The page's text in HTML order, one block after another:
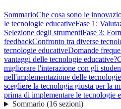
SommarioChe cosa sono le
le tecnologie educativeFase 1:
Selezione degli strumentiFase 3:
feedbackConfronto tra diverse
tecnologie educativeDomande
vantaggi delle tecnologie educative?
migliorare l'interazione con gli
nell'implementazione delle
scegliere la tecnologia giusta per la
prima di implementare le tecnologie
Sommario(16 sezioni)